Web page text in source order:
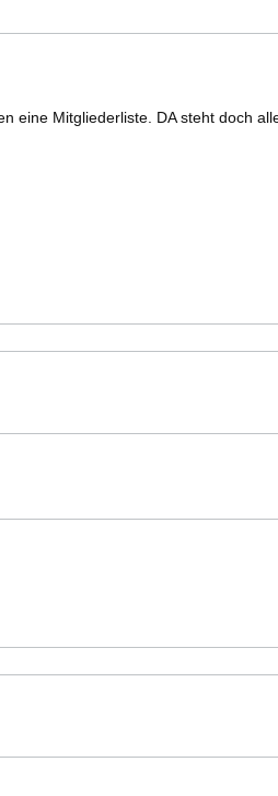
eine Mitgliederliste. DA steht doch